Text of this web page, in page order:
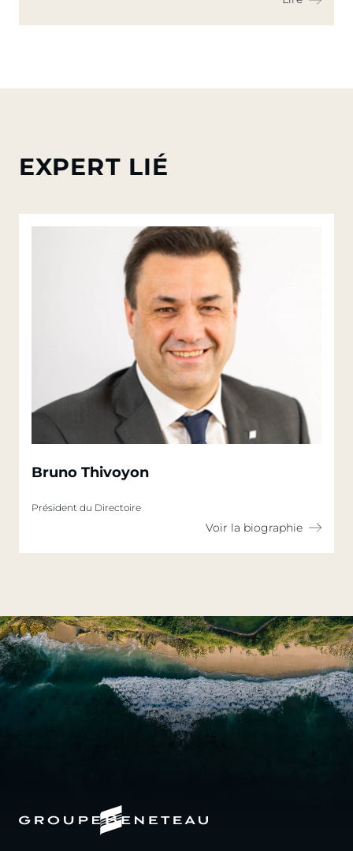
EXPERT LIÉ
Bruno Thivoyon
Président du Directoire
Voir la biographie